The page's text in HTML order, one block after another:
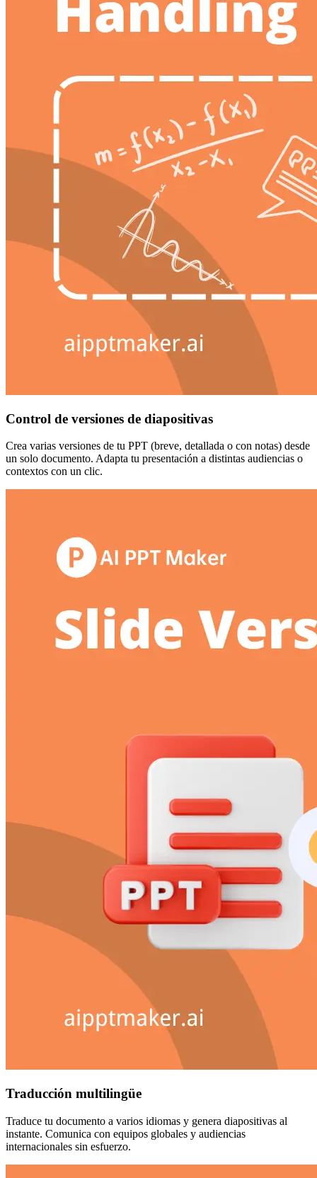
Control de versiones de diapositivas
Crea varias versiones de tu PPT (breve, detallada o con notas) desde
un solo documento. Adapta tu presentación a distintas audiencias o
contextos con un clic.
Traducción multilingüe
Traduce tu documento a varios idiomas y genera diapositivas al
instante. Comunica con equipos globales y audiencias
internacionales sin esfuerzo.